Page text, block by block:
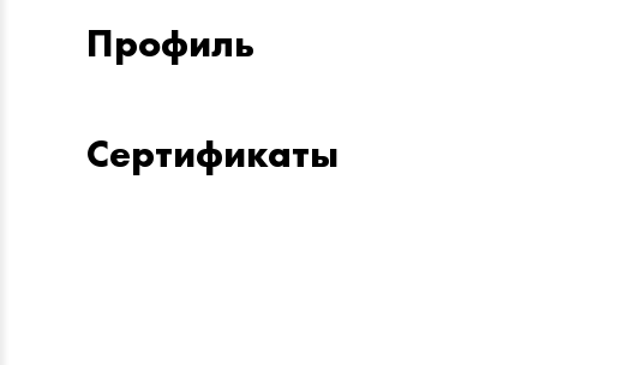
Профиль
Сертификаты